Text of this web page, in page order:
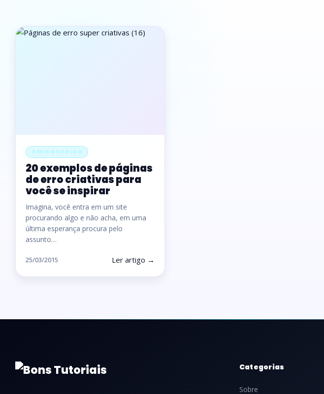
DESIGN DE BLOG
20 exemplos de páginas
de erro criativas para
você se inspirar
Imagina, você entra em um site
procurando algo e não acha, em uma
última esperança procura pelo
assunto…
25/03/2015 Ler artigo →
Categorias
Sobre